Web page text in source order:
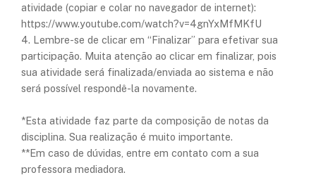
atividade (copiar e colar no navegador de internet):
https://www.youtube.com/watch?v=4gnYxMfMKfU
4. Lembre-se de clicar em “Finalizar” para efetivar sua
participação. Muita atenção ao clicar em finalizar, pois
sua atividade será finalizada/enviada ao sistema e não
será possível respondê-la novamente.​
*Esta atividade faz parte da composição de notas da
disciplina. Sua realização é muito importante.
**Em caso de dúvidas, entre em contato com a sua
professora mediadora.